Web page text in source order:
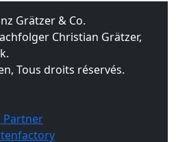
Grätzer & Co.
Christian Grätzer,
Tous droits réservés.
Partner